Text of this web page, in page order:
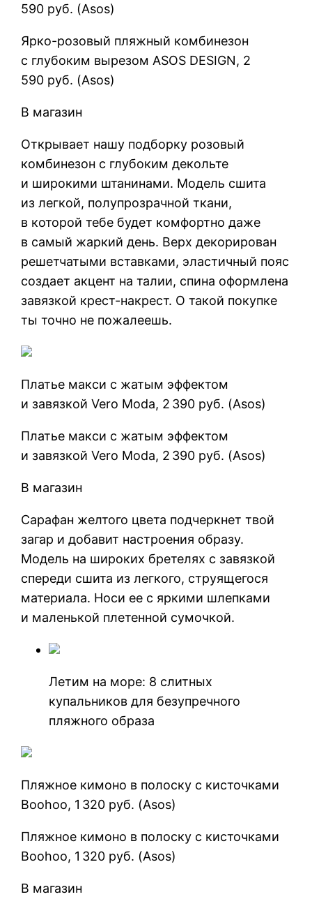
590 руб. (Asos)
Ярко-розовый пляжный комбинезон
с глубоким вырезом ASOS DESIGN, 2
590 руб. (Asos)
В магазин
Открывает нашу подборку розовый
комбинезон с глубоким декольте
и широкими штанинами. Модель сшита
из легкой, полупрозрачной ткани,
в которой тебе будет комфортно даже
в самый жаркий день. Верх декорирован
решетчатыми вставками, эластичный пояс
создает акцент на талии, спина оформлена
завязкой крест-накрест. О такой покупке
ты точно не пожалеешь.
Платье макси с жатым эффектом
и завязкой Vero Moda, 2 390 руб. (Asos)
Платье макси с жатым эффектом
и завязкой Vero Moda, 2 390 руб. (Asos)
В магазин
Сарафан желтого цвета подчеркнет твой
загар и добавит настроения образу.
Модель на широких бретелях с завязкой
спереди сшита из легкого, струящегося
материала. Носи ее с яркими шлепками
и маленькой плетенной сумочкой.
Летим на море: 8 слитных
купальников для безупречного
пляжного образа
Пляжное кимоно в полоску с кисточками
Boohoo, 1 320 руб. (Asos)
Пляжное кимоно в полоску с кисточками
Boohoo, 1 320 руб. (Asos)
В магазин